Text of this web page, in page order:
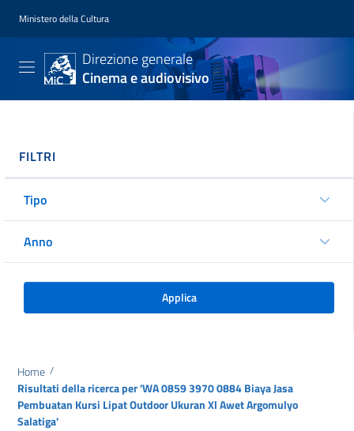
Ministero della Cultura
Direzione generale
Cinema e audiovisivo
FILTRI
Tipo
Anno
Applica
Home /
Risultati della ricerca per 'WA 0859 3970 0884 Biaya Jasa
Pembuatan Kursi Lipat Outdoor Ukuran Xl Awet Argomulyo
Salatiga'